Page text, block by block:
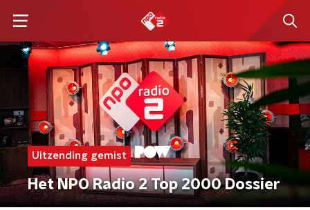
Uitzending gemist
Het NPO Radio 2 Top 2000 Dossier